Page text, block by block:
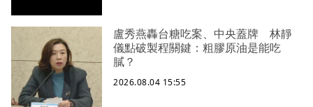
盧秀燕轟台糖吃案、中央蓋牌 林靜
儀點破製程關鍵：粗膠原油是能吃
膩？
2026.08.04 15:55